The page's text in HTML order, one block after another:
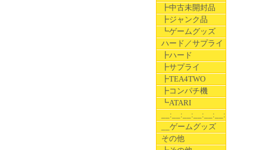
┣中古未開封品
┣ジャンク品
┗ゲームグッズ
ハード／サプライ
┣ハード
┣サプライ
┣TEA4TWO
┣コンパチ機
┗ATARI
__:__:__:__:__:__:__
__ゲームグッズ
その他